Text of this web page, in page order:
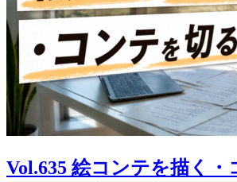
Vol.635 絵コンテを描く・